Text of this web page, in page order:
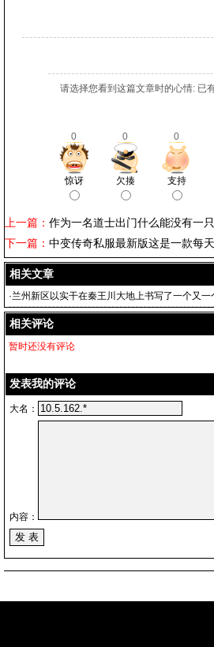
请选择您看到这篇文章时的心情: 已
0 0 0
惊讶 欠揍 支持
上一篇： 作为一名道士出门什么能没有一
下一篇： 中变传奇私服最新版这是一款每
相关文章
·兰州新区以实干在秦王川大地上书写了一个又一
相关评论
暂时还没有评论
发表我的评论
大名：
内容：